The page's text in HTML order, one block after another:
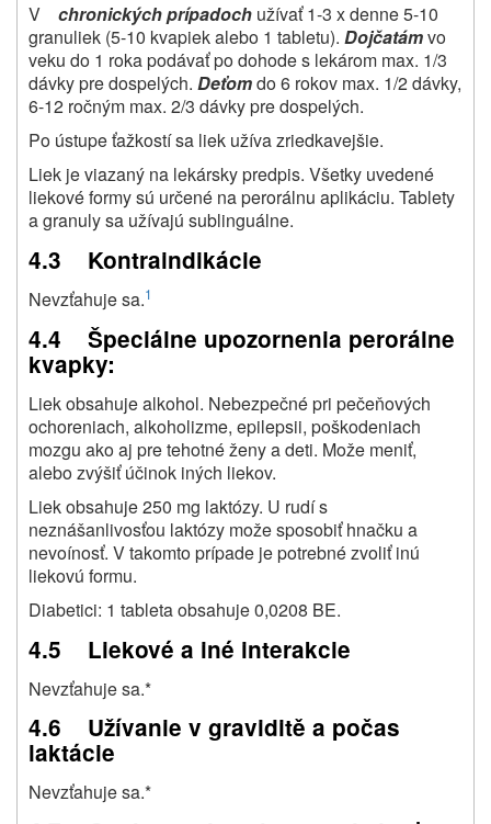
V chronických prípadoch užívať 1-3 x denne 5-10
granuliek (5-10 kvapiek alebo 1 tabletu). Dojčatámvo
veku do 1 roka podávať po dohode s lekárom max. 1/3
dávky pre dospelých. Deťomdo 6 rokov max. 1/2 dávky,
6-12 ročným max. 2/3 dávky pre dospelých.
Po ústupe ťažkostí sa liek užíva zriedkavejšie.
Liek je viazaný na lekársky predpis. Všetky uvedené
liekové formy sú určené na perorálnu aplikáciu. Tablety
a granuly sa užívajú sublinguálne.
4.3 Kontraindikácie
Nevzťahuje sa.1
4.4 Špeciálne upozornenia perorálne
kvapky:
Liek obsahuje alkohol. Nebezpečné pri pečeňových
ochoreniach, alkoholizme, epilepsii, poškodeniach
mozgu ako aj pre tehotné ženy a deti. Može meniť,
alebo zvýšiť účinok iných liekov.
Liek obsahuje 250 mg laktózy. U rudí s
neznášanlivosťou laktózy može sposobiť hnačku a
nevoínosť. V takomto prípade je potrebné zvoliť inú
liekovú formu.
Diabetici: 1 tableta obsahuje 0,0208 BE.
4.5 Liekové a iné interakcie
Nevzťahuje sa.*
4.6 Užívanie v graviditě a počas
laktácie
Nevzťahuje sa.*